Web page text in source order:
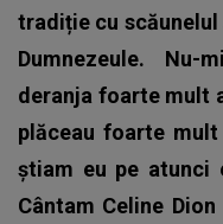
tradiție cu
Dumnezeule.
deranja foarte mult
plăceau foarte
ştiam eu pe atunci
Cântam Celine